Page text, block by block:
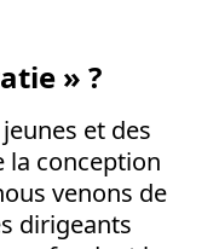
» ?
et des
la conception
venons de
dirigeants